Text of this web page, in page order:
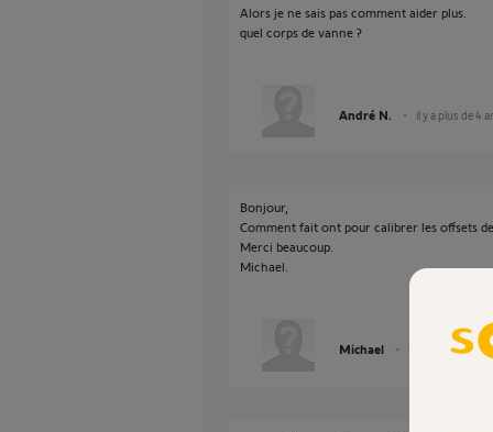
Alors je ne sais pas comment aider plus.
quel corps de vanne ?
André N. il y a plus de 4
Bonjour,
Comment fait ont pour calibrer les offsets
Merci beaucoup.
Michael.
Michael il y a plus de 4 ans